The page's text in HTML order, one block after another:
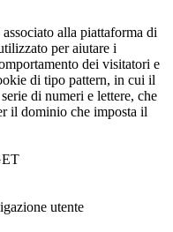
alla piattaforma di
per aiutare i
dei visitatori e
di tipo pattern, in cui il
di numeri e lettere, che
il dominio che imposta il
utente